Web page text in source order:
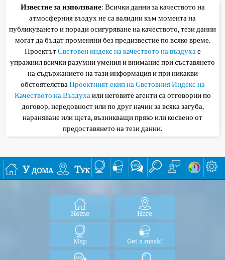
Известие за използване: Всички данни за качеството на
атмосферния въздух не са валидни към момента на
публикуването и поради осигуряване на качеството, тези данни
могат да бъдат променяни без предизвестие по всяко време.
ПроектътСветовен индекс на качеството на въздухае
упражнил всички разумни умения и внимание при съставянето
на съдържанието на тази информация и при никакви
обстоятелстваПроектният екип на Световния Индекс на
Качеството на Въздухаили неговите агенти са отговорни по
договор, нередовност или по друг начин за всяка загуба,
нараняване или щета, възникващи пряко или косвено от
предоставянето на тези данни.
У дома Тук
Home Here
Map Get a mask!